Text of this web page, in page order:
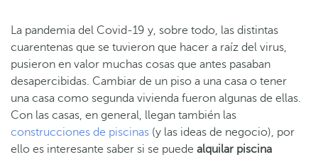
La pandemia del Covid-19 y, sobre todo, las distintas
cuarentenas que se tuvieron que hacer a raíz del virus,
pusieron en valor muchas cosas que antes pasaban
desapercibidas. Cambiar de un piso a una casa o tener
una casa como segunda vivienda fueron algunas de ellas.
Con las casas, en general, llegan también las
construcciones de piscinas (y las ideas de negocio), por
ello es interesante saber si se puede alquilar piscina